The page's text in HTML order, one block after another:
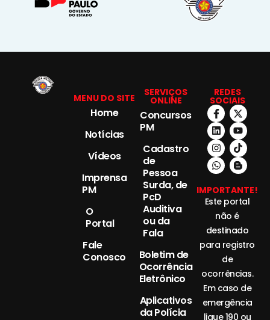
MENU DO SITE
Home
Notícias
Vídeos
Imprensa
PM
O
Portal
Fale
Conosco
SERVIÇOS
ONLINE
Concursos
PM
Cadastro
de
Pessoa
Surda, de
PcD
Auditiva
ou da
Fala
Boletim de
Ocorrência
Eletrônico
Aplicativos
da Polícia
REDES
SOCIAIS
IMPORTANTE!
Este portal
não é
destinado
para registro
de
ocorrências.
Em caso de
emergência
ligue 190 ou